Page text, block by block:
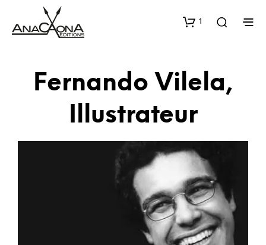
1
Fernando Vilela,
Illustrateur